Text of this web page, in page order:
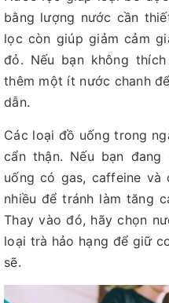
bằng lượng nước cần
lọc còn giúp giảm cảm
đỏ. Nếu bạn không
thêm một ít nước chanh
dẫn.
Các loại đồ uống trong
cẩn thận. Nếu bạn
uống có gas, caffeine
nhiều để tránh làm tăng
Thay vào đó, hãy chọn
loại trà hảo hạng để giữ
sẽ.